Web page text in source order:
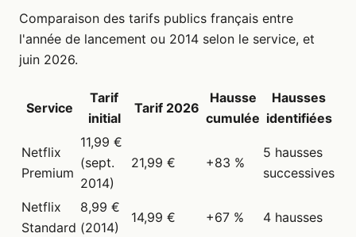
Comparaison des tarifs publics français entre
l'année de lancement ou 2014 selon le service, et
juin 2026.
Service
Tarif
initial
Tarif 2026
Hausse
cumulée
Hausses
identifiées
Netflix
Premium
11,99 €
(sept.
2014)
21,99 € +83 %
5 hausses
successives
Netflix
Standard
8,99 €
(2014)
14,99 € +67 % 4 hausses